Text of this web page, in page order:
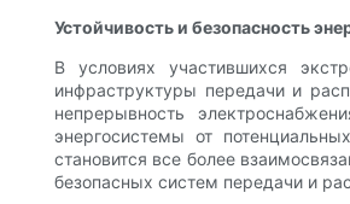
Устойчивость и безопасность
В условиях участившихся
инфраструктуры передачи и
непрерывность
энергосистемы от
становится все более
безопасных систем передачи и